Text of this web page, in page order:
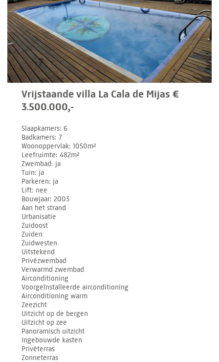
Vrijstaande villa La Cala de Mijas €
3.500.000,-
Slaapkamers 6
Badkamers 7
Woonoppervlak 1050m²
Leefruimte 482m²
Zwembad ja
Tuin ja
Parkeren ja
Lift nee
Bouwjaar 2003
Aan het strand
Urbanisatie
Zuidoost
Zuiden
Zuidwesten
Uitstekend
Privézwembad
Verwarmd zwembad
Airconditioning
Voorgeïnstalleerde airconditioning
Airconditioning warm
Zeezicht
Uitzicht op de bergen
Uitzicht op zee
Panoramisch uitzicht
Ingebouwde kasten
Privéterras
Zonneterras